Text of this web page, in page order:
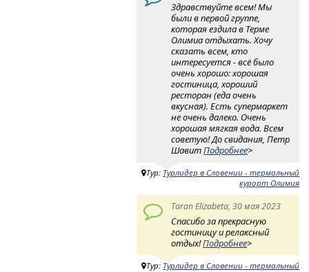
Здравствуйте всем! Мы
были в первой группе,
которая ездила в Терме
Олимиа отдыхать. Хочу
сказать всем, кто
интересуется - всё было
очень хорошо: хорошая
гостиница, хороший
ресторан (еда очень
вкусная). Есть супермаркет
не очень далеко. Очень
хорошая мягкая вода. Всем
советую! До свидания, Петр
ШавитПодробнее>
Тур: Турлидер в Словении - термальный
курорт Олимия
Taran Elizabeta, 30 мая 2023
Спасибо за прекрасную
гостиницу и релаксный
отдых!Подробнее>
Тур: Турлидер в Словении - термальный